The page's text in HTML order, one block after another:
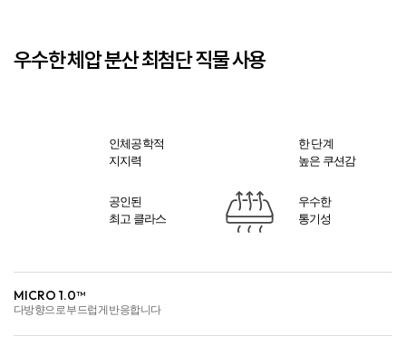
우수한 체압 분산 최첨단 직물 사용
인체공학적
지지력
한 단계
높은 쿠션감
공인된
최고 클라스
우수한
통기성
MICRO 1.0™
다방향으로 부드럽게 반응합니다